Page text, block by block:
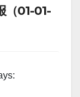
（01-01-